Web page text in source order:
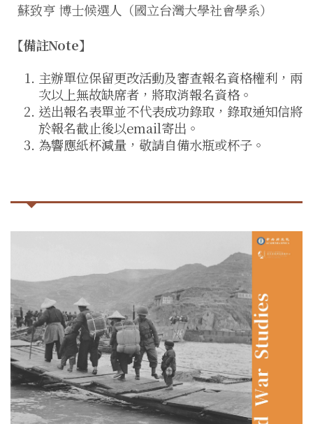
蘇致亨 博士候選人（國立台灣大學社會學系）
【備註Note】
主辦單位保留更改活動及審查報名資格權利，兩
次以上無故缺席者，將取消報名資格。
送出報名表單並不代表成功錄取，錄取通知信將
於報名截止後以email寄出。
為響應紙杯減量，敬請自備水瓶或杯子。